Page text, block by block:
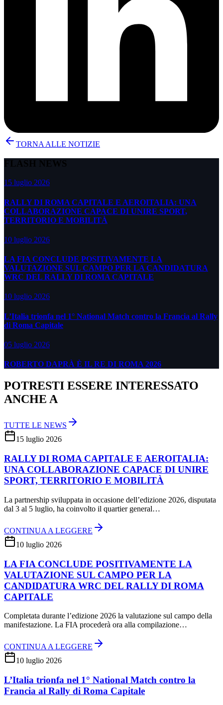
TORNA ALLE NOTIZIE
FLASH NEWS
15 luglio 2026
RALLY DI ROMA CAPITALE E AEROITALIA: UNA
COLLABORAZIONE CAPACE DI UNIRE SPORT,
TERRITORIO E MOBILITÀ
10 luglio 2026
LA FIA CONCLUDE POSITIVAMENTE LA
VALUTAZIONE SUL CAMPO PER LA CANDIDATURA
WRC DEL RALLY DI ROMA CAPITALE
10 luglio 2026
L’Italia trionfa nel 1° National Match contro la Francia al Rally
di Roma Capitale
05 luglio 2026
ROBERTO DAPRÀ È IL RE DI ROMA 2026
POTRESTI ESSERE INTERESSATO
ANCHE A
TUTTE LE NEWS
15 luglio 2026
RALLY DI ROMA CAPITALE E AEROITALIA:
UNA COLLABORAZIONE CAPACE DI UNIRE
SPORT, TERRITORIO E MOBILITÀ
La partnership sviluppata in occasione dell’edizione 2026, disputata
dal 3 al 5 luglio, ha coinvolto il quartier general…
CONTINUA A LEGGERE
10 luglio 2026
LA FIA CONCLUDE POSITIVAMENTE LA
VALUTAZIONE SUL CAMPO PER LA
CANDIDATURA WRC DEL RALLY DI ROMA
CAPITALE
Completata durante l’edizione 2026 la valutazione sul campo della
manifestazione. La FIA procederà ora alla compilazione…
CONTINUA A LEGGERE
10 luglio 2026
L’Italia trionfa nel 1° National Match contro la
Francia al Rally di Roma Capitale